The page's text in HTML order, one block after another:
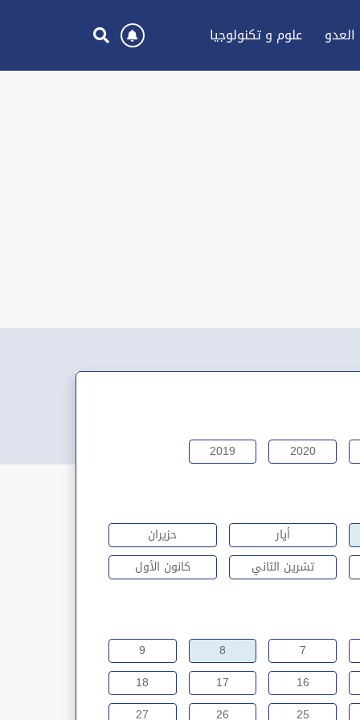
علوم و تكنولوجيا
2020
2019
أيار
حزيران
تشرين الثاني
كانون الأول
7
8
9
16
17
18
25
26
27